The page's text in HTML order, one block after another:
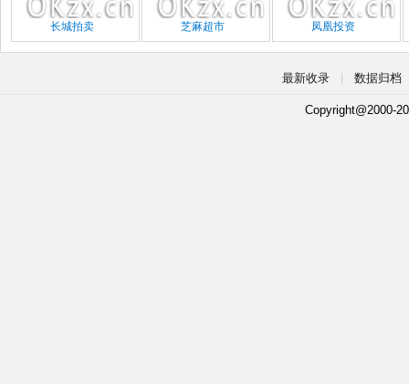
长城拍卖 芝麻超市 凤凰投资
最新收录 数据归档
Copyright@2000-